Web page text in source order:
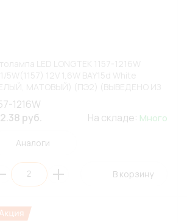
1216W
руб.
На складе: Много
Аналоги
В корзину